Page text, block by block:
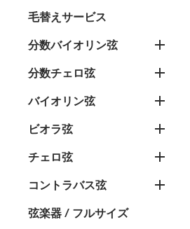
毛替えサービス
分数バイオリン弦
分数チェロ弦
バイオリン弦
ビオラ弦
チェロ弦
コントラバス弦
弦楽器 / フルサイズ